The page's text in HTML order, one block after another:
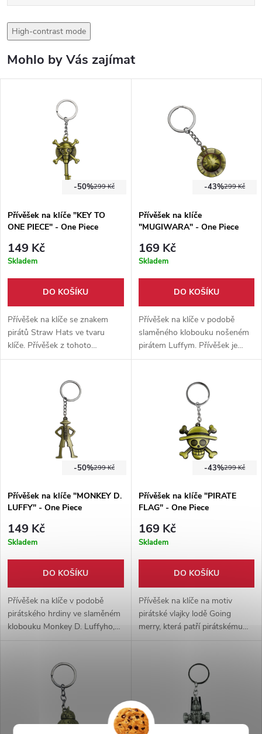
High-contrast mode
Mohlo by Vás zajímat
299 Kč
-50%
Přívěšek na klíče "KEY TO
ONE PIECE" - One Piece
149 Kč
Skladem
DO KOŠÍKU
Přívěšek na klíče se znakem
pirátů Straw Hats ve tvaru
klíče. Přívěšek z tohoto
slavného anime (One Piece) je
dlouhý 6,5 cm a 3,5 cm široký.
299 Kč
-43%
Přívěšek na klíče
"MUGIWARA" - One Piece
169 Kč
Skladem
DO KOŠÍKU
Přívěšek na klíče v podobě
slaměného klobouku nošeném
pirátem Luffym. Přívěšek je
vyroben z hliníkové slitiny a v
299 Kč
-50%
Přívěšek na klíče "MONKEY D.
LUFFY" - One Piece
149 Kč
Skladem
DO KOŠÍKU
Přívěšek na klíče v podobě
pirátského hrdiny ve slaměném
klobouku Monkey D. Luffyho,
vyrobeno z hliníkové slitiny.
šířku 3 cm. Ideální doplněk pro
299 Kč
-43%
Přívěšek na klíče "PIRATE
FLAG" - One Piece
169 Kč
Skladem
DO KOŠÍKU
Přívěšek na klíče na motiv
pirátské vlajky lodě Going
merry, která patří pirátskému
gangu Straw Hats. Přívěšek je
4,4 cm a na šířku 5 cm.